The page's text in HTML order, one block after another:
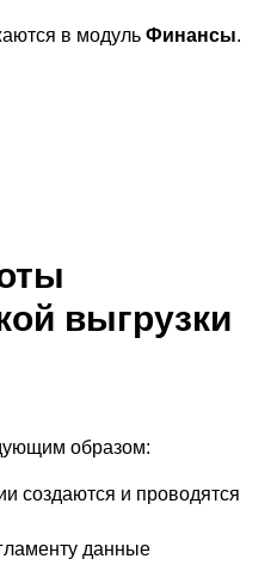
в модуль Финансы.
выгрузки
образом:
создаются и проводятся
данные